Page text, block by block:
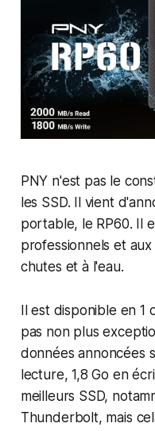
PNY n'est pas le
les SSD. Il vient
portable, le RP60. Il
professionnels et
chutes et à l'eau.
Il est disponible en
pas non plus
données annoncées
lecture, 1,8 Go en
meilleurs SSD,
Thunderbolt, mais